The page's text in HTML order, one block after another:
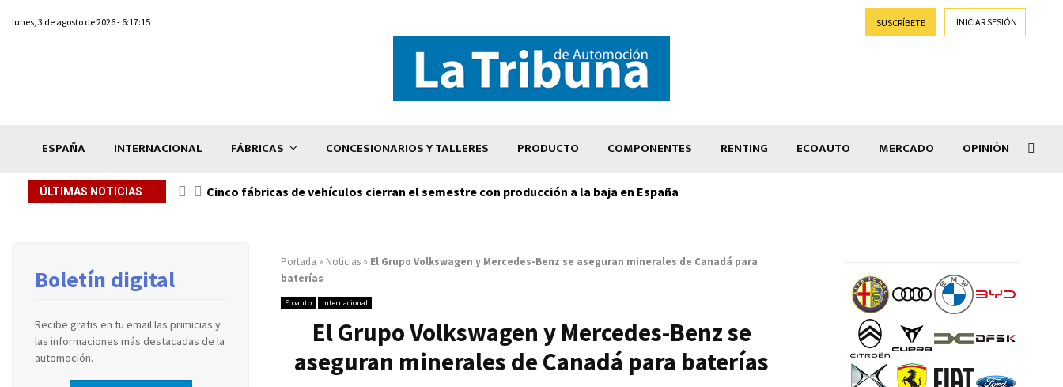
lunes, 3 de agosto de 2026 - 6:17:15 SUSCRÍBETE INICIAR SESIÓN
ESPAÑA INTERNACIONAL FÁBRICAS CONCESIONARIOS Y TALLERES PRODUCTO COMPONENTES RENTING ECOAUTO MERCADO OPINIÓN
ÚLTIMAS NOTICIAS Cinco fábricas de vehículos cierran el semestre con producción a la baja en España
Portada » Noticias » El Grupo Volkswagen y Mercedes-Benz se aseguran minerales de Canadá para
baterías
Ecoauto Internacional
El Grupo Volkswagen y Mercedes-Benz se
aseguran minerales de Canadá para baterías
Boletín digital
Recibe gratis en tu email las primicias y
las informaciones más destacadas de la
automoción.